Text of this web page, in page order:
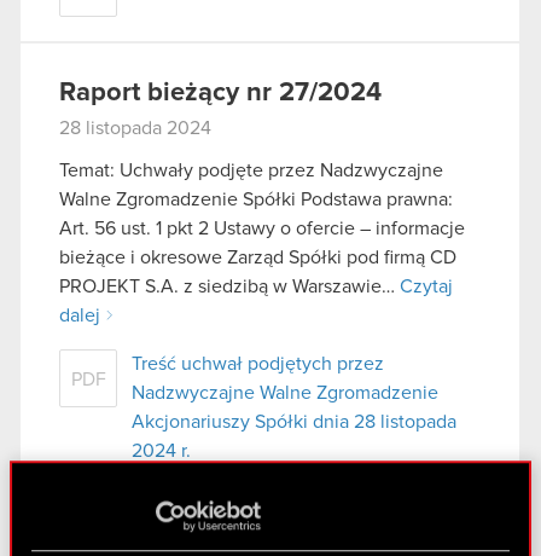
Raport bieżący nr 27/2024
28 listopada 2024
Temat: Uchwały podjęte przez Nadzwyczajne
Walne Zgromadzenie Spółki Podstawa prawna:
Art. 56 ust. 1 pkt 2 Ustawy o ofercie – informacje
bieżące i okresowe Zarząd Spółki pod firmą CD
PROJEKT S.A. z siedzibą w Warszawie… Czytaj
dalej
PDF
Treść uchwał podjętych przez
Nadzwyczajne Walne Zgromadzenie
Akcjonariuszy Spółki dnia 28 listopada
2024 r.
ESPI - RB 27/2024